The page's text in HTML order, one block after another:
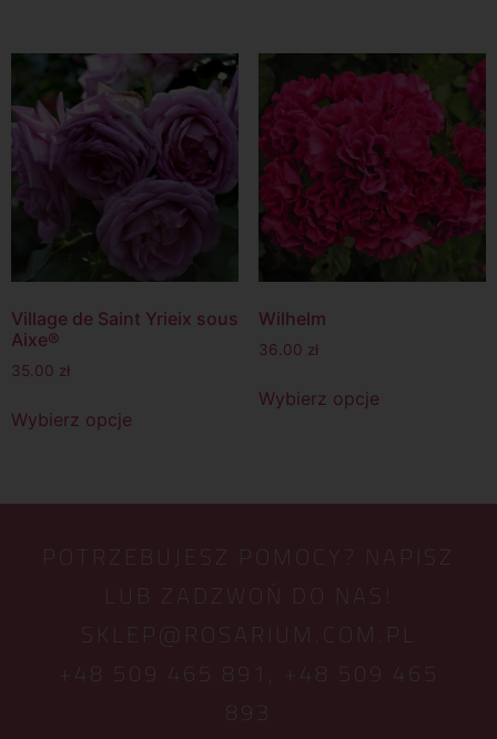
Village de Saint Yrieix sous
Aixe®
35.00 zł
Wybierz opcje
Wilhelm
36.00 zł
Wybierz opcje
POTRZEBUJESZ POMOCY? NAPISZ
LUB ZADZWOŃ DO NAS!
SKLEP@ROSARIUM.COM.PL
+48 509 465 891,
+48 509 465
893